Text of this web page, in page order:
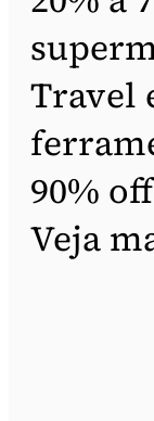
Travel
90%
Veja